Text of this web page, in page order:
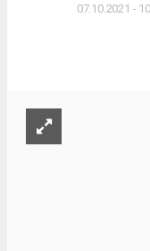
07.10.2021 -